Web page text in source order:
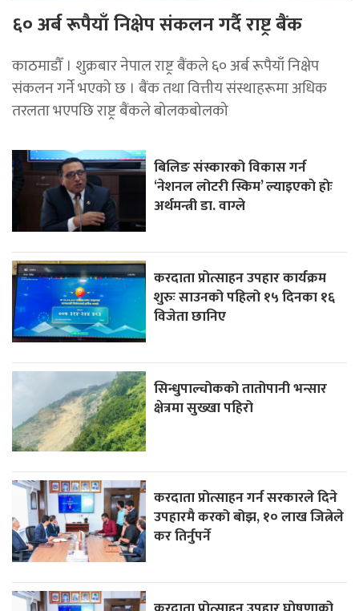
६० अर्ब रूपैयाँ निक्षेप संकलन गर्दै राष्ट्र बैंक
काठमाडौँ । शुक्रबार नेपाल राष्ट्र बैंकले ६० अर्ब रूपैयाँ निक्षेप
संकलन गर्ने भएको छ । बैंक तथा वित्तीय संस्थाहरूमा अधिक
तरलता भएपछि राष्ट्र बैंकले बोलकबोलको
बिलिङ संस्कारको विकास गर्न
‘नेशनल लोटरी स्किम’ ल्याइएकाे हाेः
अर्थमन्त्री डा. वाग्ले
करदाता प्रोत्साहन उपहार कार्यक्रम
शुरुः साउनको पहिलो १५ दिनका १६
विजेता छानिए
सिन्धुपाल्चोकको तातोपानी भन्सार
क्षेत्रमा सुख्खा पहिरो
करदाता प्रोत्साहन गर्न सरकारले दिने
उपहारमै करको बोझ, १० लाख जित्नेले
कर तिर्नुपर्ने